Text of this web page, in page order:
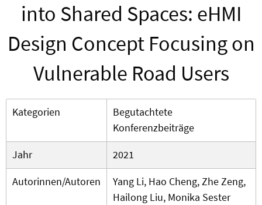
into Shared Spaces: eHMI
Design Concept Focusing on
Vulnerable Road Users
Kategorien
Begutachtete
Konferenzbeiträge
Jahr
2021
Autorinnen/Autoren
Yang Li, Hao Cheng, Zhe Zeng,
Hailong Liu, Monika Sester